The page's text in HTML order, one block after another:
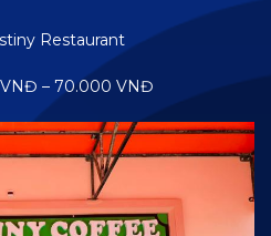
Restaurant
– 70.000 VNĐ